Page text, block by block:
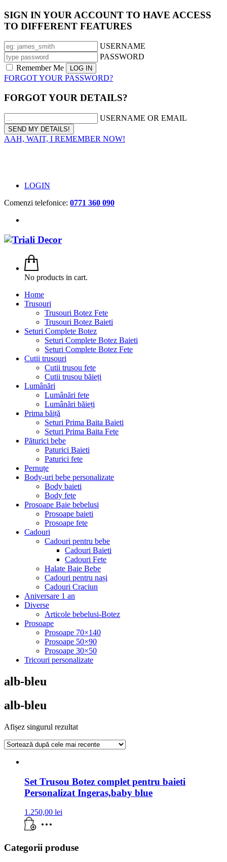
SIGN IN YOUR ACCOUNT TO HAVE ACCESS
TO DIFFERENT FEATURES
USERNAME
PASSWORD
Remember Me
FORGOT YOUR PASSWORD?
FORGOT YOUR DETAILS?
USERNAME OR EMAIL
AAH, WAIT, I REMEMBER NOW!
LOGIN
Comenzi telefonice: 0771 360 090
No products in cart.
Home
Trusouri
Trusouri Botez Fete
Trusouri Botez Baieti
Seturi Complete Botez
Seturi Complete Botez Baieti
Seturi Complete Botez Fete
Cutii trusouri
Cutii trusou fete
Cutii trusou băieți
Lumânări
Lumânări fete
Lumânări băieți
Prima băiță
Seturi Prima Baita Baieti
Seturi Prima Baita Fete
Păturici bebe
Paturici Baieti
Paturici fete
Pernuțe
Body-uri bebe personalizate
Body baieti
Body fete
Prosoape Baie bebelusi
Prosoape baieti
Prosoape fete
Cadouri
Cadouri pentru bebe
Cadouri Baieti
Cadouri Fete
Halate Baie Bebe
Cadouri pentru nași
Cadouri Craciun
Aniversare 1 an
Diverse
Articole bebelusi-Botez
Prosoape
Prosoape 70×140
Prosoape 50×90
Prosoape 30×50
Tricouri personalizate
alb-bleu
alb-bleu
Afișez singurul rezultat
Set Trusou Botez complet pentru baieti
Personalizat Ingeras,baby blue
1.250,00 lei
Categorii produse